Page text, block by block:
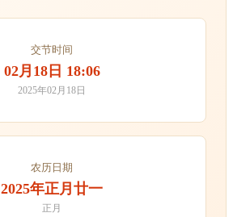
交节时间
02月18日 18:06
2025年02月18日
农历日期
2025年正月廿一
正月